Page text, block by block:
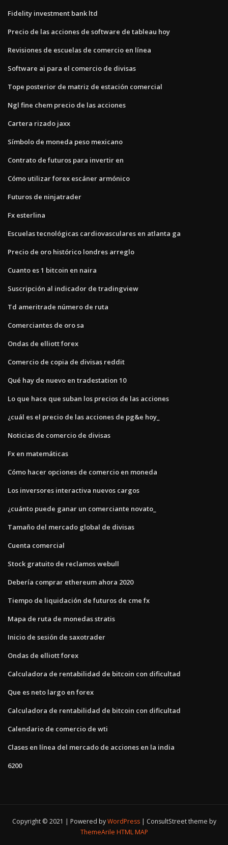
Fidelity investment bank ltd
Precio de las acciones de software de tableau hoy
Revisiones de escuelas de comercio en línea
Software ai para el comercio de divisas
Tope posterior de matriz de estación comercial
Ngl fine chem precio de las acciones
Cartera rizado jaxx
Símbolo de moneda peso mexicano
Contrato de futuros para invertir en
Cómo utilizar forex escáner armónico
Futuros de ninjatrader
Fx esterlina
Escuelas tecnológicas cardiovasculares en atlanta ga
Precio de oro histórico londres arreglo
Cuanto es 1 bitcoin en naira
Suscripción al indicador de tradingview
Td ameritrade número de ruta
Comerciantes de oro sa
Ondas de elliott forex
Comercio de copia de divisas reddit
Qué hay de nuevo en tradestation 10
Lo que hace que suban los precios de las acciones
¿cuál es el precio de las acciones de pg&e hoy_
Noticias de comercio de divisas
Fx en matemáticas
Cómo hacer opciones de comercio en moneda
Los inversores interactiva nuevos cargos
¿cuánto puede ganar un comerciante novato_
Tamaño del mercado global de divisas
Cuenta comercial
Stock gratuito de reclamos webull
Debería comprar ethereum ahora 2020
Tiempo de liquidación de futuros de cme fx
Mapa de ruta de monedas stratis
Inicio de sesión de saxotrader
Ondas de elliott forex
Calculadora de rentabilidad de bitcoin con dificultad
Que es neto largo en forex
Calculadora de rentabilidad de bitcoin con dificultad
Calendario de comercio de wti
Clases en línea del mercado de acciones en la india
6200
Copyright © 2021 | Powered byWordPress
ConsultStreet theme by
ThemeArile HTML MAP